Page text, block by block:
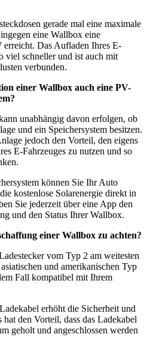
gerade mal eine maximale
eine Wallbox eine
Das Aufladen Ihres E-
viel schneller und ist auch mit
verbunden.
einer Wallbox auch eine PV-
unabhängig davon erfolgen, ob
und ein Speichersystem besitzen.
jedoch den Vorteil, den eigens
E-Fahrzeuges zu nutzen und so
können Sie Ihr Auto
kostenlose Solarenergie direkt in
Sie jederzeit über eine App den
und den Status Ihrer Wallbox.
einer Wallbox zu achten?
vom Typ 2 am weitesten
und amerikanischen Typ
Fall kompatibel mit Ihrem
erhöht die Sicherheit und
den Vorteil, dass das Ladekabel
geholt und angeschlossen werden